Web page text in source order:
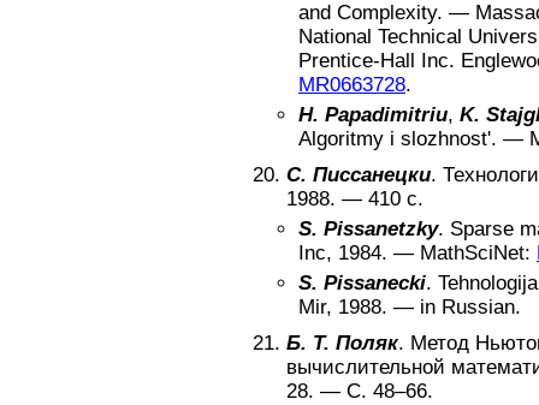
and Complexity. —
National Technical
Prentice-Hall Inc.
MR0663728.
H. Papadimitriu, K.
Algoritmy i slozhnost'. —
С. Писсанецки.
1988. — 410 с.
S. Pissanetzky. Sparse
Inc, 1984. — MathSciNet:
S. Pissanecki.
Mir, 1988. — in Russian.
Б. Т. Поляк. Метод
вычислительной
28. — С. 48–66.